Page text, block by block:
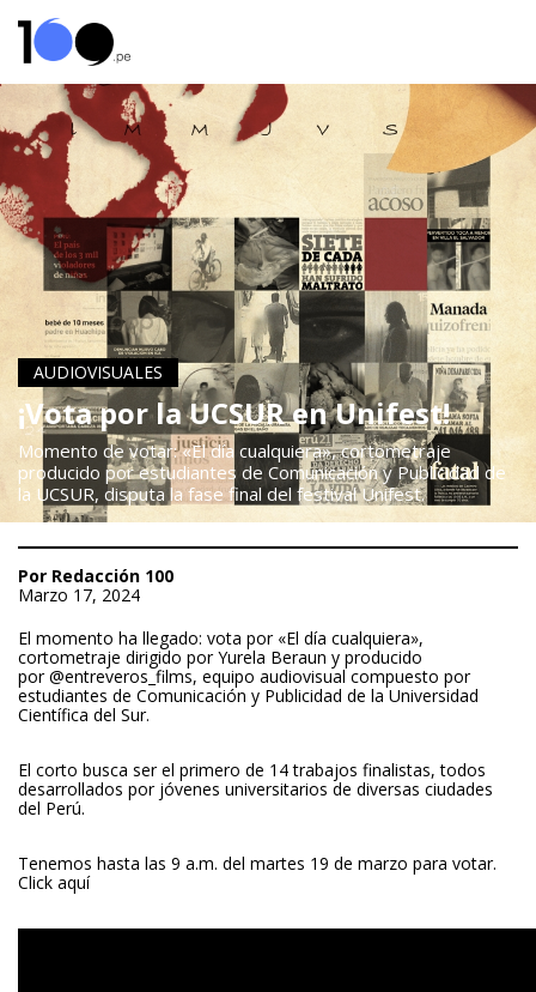
AUDIOVISUALES
¡Vota por la UCSUR en Unifest!
Momento de votar: «El día cualquiera», cortometraje
producido por estudiantes de Comunicación y Publicidad de
la UCSUR, disputa la fase final del festival Unifest.
Por Redacción 100
Marzo 17, 2024
El momento ha llegado: vota por «El día cualquiera»,
cortometraje dirigido por Yurela Beraun y producido
por@entreveros_films, equipo audiovisual compuesto por
estudiantes de Comunicación y Publicidad de la Universidad
Científica del Sur.
El corto busca ser el primero de 14 trabajos finalistas, todos
desarrollados por jóvenes universitarios de diversas ciudades
del Perú.
Tenemos hasta las 9 a.m. del martes 19 de marzo para votar.
Click aquí